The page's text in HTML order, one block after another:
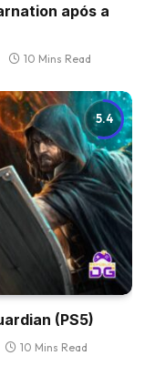
após a
10 Mins Read
5.4
(PS5)
10 Mins Read